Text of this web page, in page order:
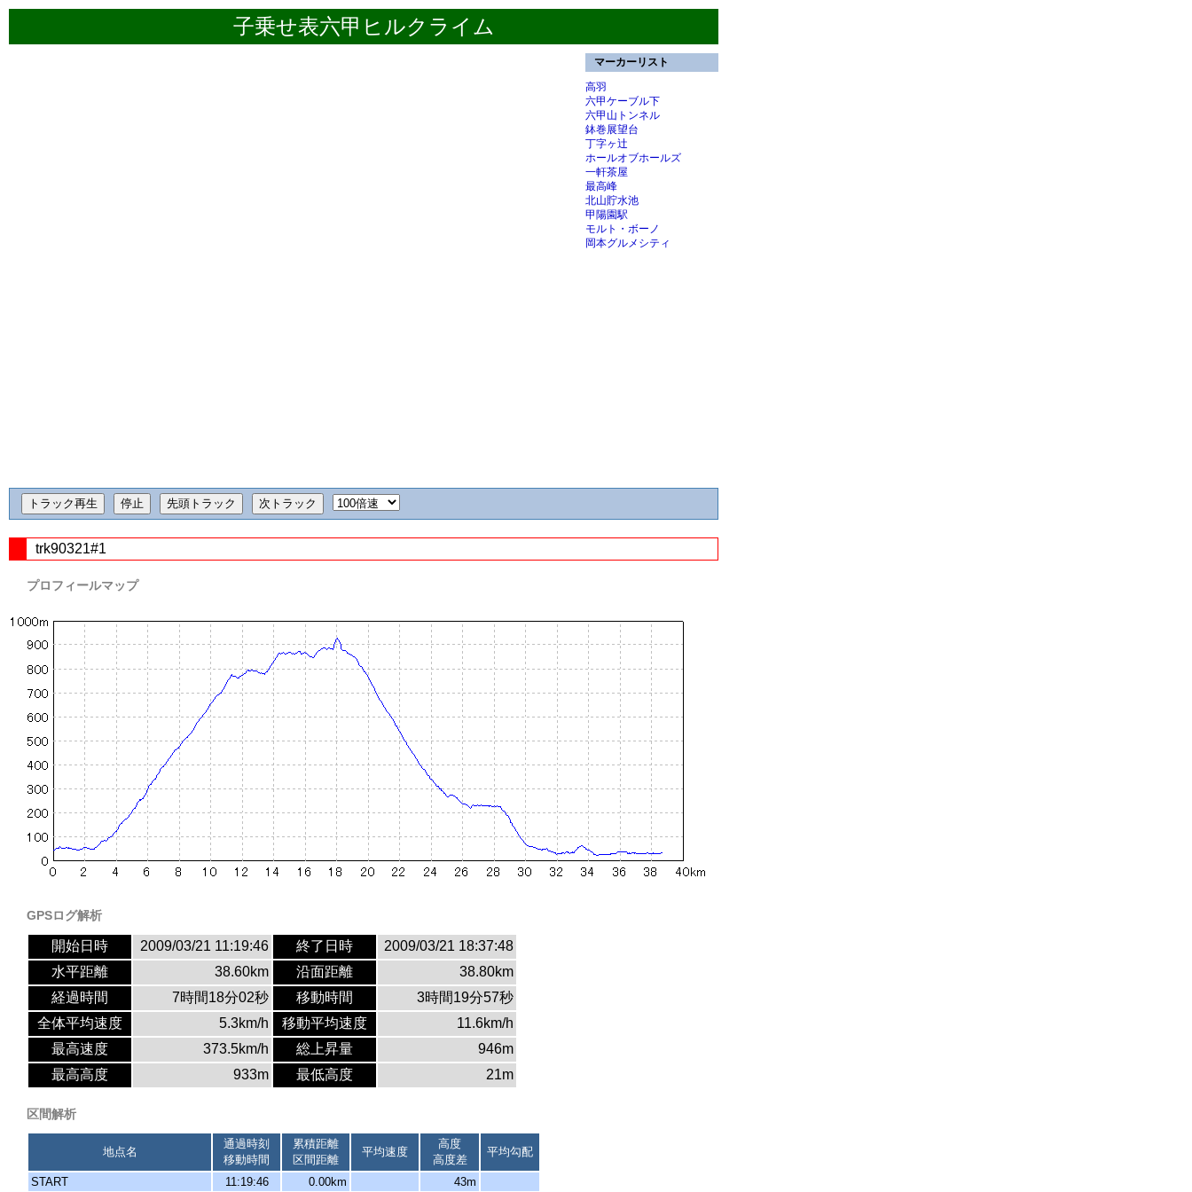
子乗せ表六甲ヒルクライム
マーカーリスト
高羽
六甲ケーブル下
六甲山トンネル
鉢巻展望台
丁字ヶ辻
ホールオブホールズ
一軒茶屋
最高峰
北山貯水池
甲陽園駅
モルト・ボーノ
岡本グルメシティ
trk90321#1
プロフィールマップ
GPSログ解析
開始日時 2009/03/21 11:19:46 終了日時
2009/03/21 18:37:48
水平距離
38.60km 沿面距離
38.80km
経過時間
7時間18分02秒 移動時間
3時間19分57秒
全体平均速度
5.3km/h 移動平均速度
11.6km/h
最高速度
373.5km/h 総上昇量
946m
最高高度
933m 最低高度 21m
区間解析
地点名
通過時刻
移動時間
累積距離
区間距離
平均速度
高度
高度差
平均勾配
START 11:19:46 0.00km 43m